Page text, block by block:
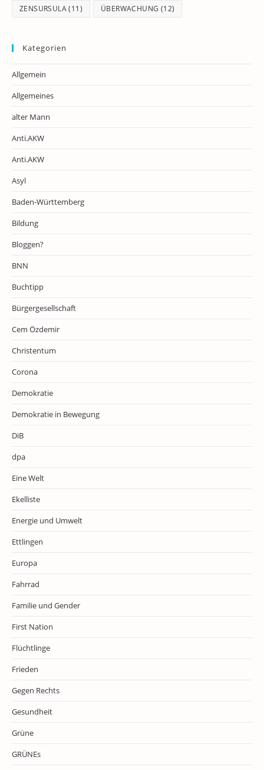
ZENSURSULA(11) ÜBERWACHUNG (12)
Kategorien
Allgemein
Allgemeines
alter Mann
Anti.AKW
Anti.AKW
Asyl
Baden-Württemberg
Bildung
Bloggen?
BNN
Buchtipp
Bürgergesellschaft
Cem Özdemir
Christentum
Corona
Demokratie
Demokratie in Bewegung
DiB
dpa
Eine Welt
Ekelliste
Energie und Umwelt
Ettlingen
Europa
Fahrrad
Familie und Gender
First Nation
Flüchtlinge
Frieden
Gegen Rechts
Gesundheit
Grüne
GRÜNEs